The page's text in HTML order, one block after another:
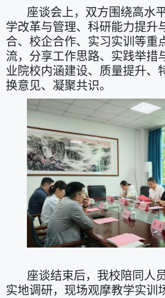
座谈会上，双方围绕高水
学改革与管理、科研能力提升
合、校企合作、实习实训等重
流，分享工作思路、实践举措
业院校内涵建设、质量提升、
换意见、凝聚共识。
座谈结束后，我校陪同人
实地调研，现场观摩教学实训